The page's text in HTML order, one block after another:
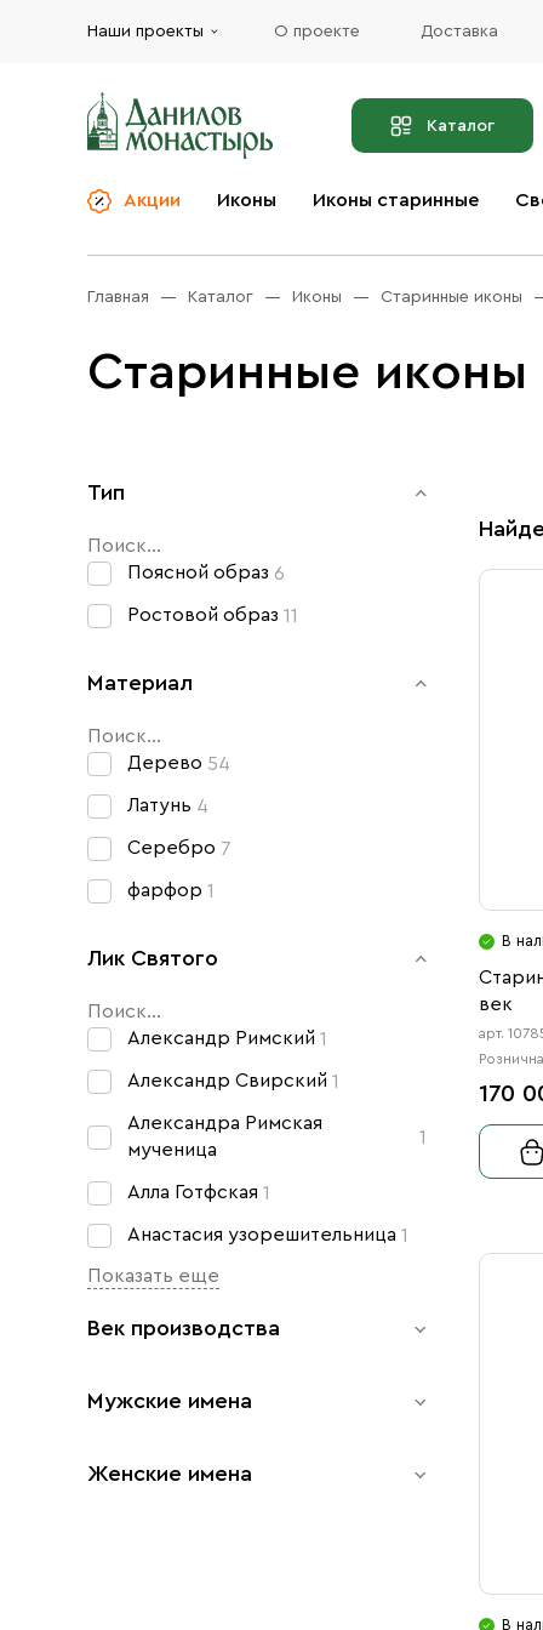
Наши проекты О проекте Доставка
Каталог
Акции Иконы Иконы старинные
Церковная утварь
Бренды
Услуги
Главная Каталог Иконы Старинные иконы
Старинные
Тип
Поясной образ 6
Ростовой образ 11
Материал
Дерево 54
Латунь 4
Серебро 7
фарфор 1
Лик Святого
Александр Римский 1
Александр Свирский 1
Александра Римская
мученица
1
Алла Готфская 1
Анастасия узорешительница 1
Показать еще
Век производства
XIX 51
XX 2
Мужские имена
Александр 2
Женские имена
В
век
арт.
170
В